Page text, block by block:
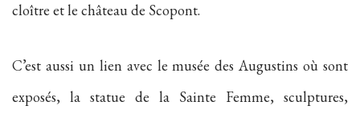
cloître et le château de Scopont.
C’est aussi un lien avec le musée des Augustins où sont
exposés, la statue de la Sainte Femme, sculptures,